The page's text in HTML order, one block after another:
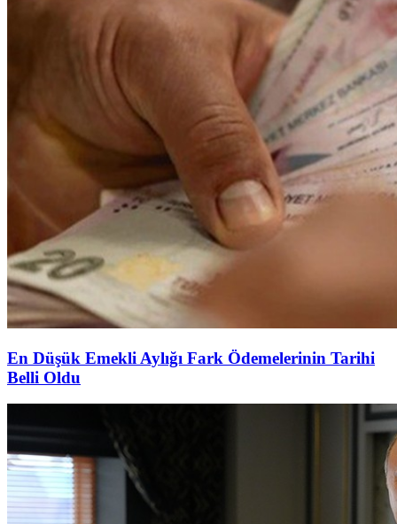
En Düşük Emekli Aylığı Fark Ödemelerinin Tarihi
Belli Oldu